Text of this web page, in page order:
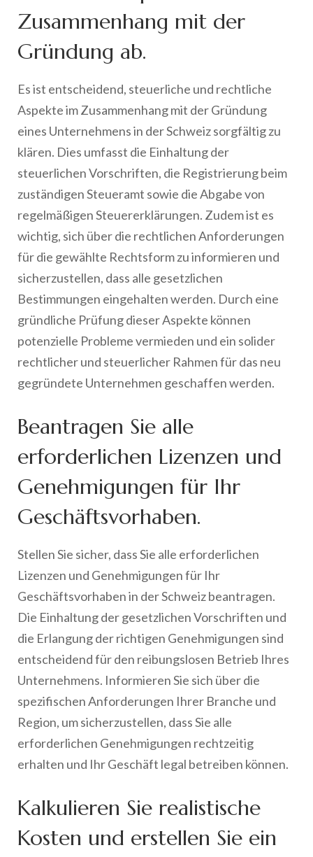
Zusammenhang mit der
Gründung ab.
Es ist entscheidend, steuerliche und rechtliche
Aspekte im Zusammenhang mit der Gründung
eines Unternehmens in der Schweiz sorgfältig zu
klären. Dies umfasst die Einhaltung der
steuerlichen Vorschriften, die Registrierung beim
zuständigen Steueramt sowie die Abgabe von
regelmäßigen Steuererklärungen. Zudem ist es
wichtig, sich über die rechtlichen Anforderungen
für die gewählte Rechtsform zu informieren und
sicherzustellen, dass alle gesetzlichen
Bestimmungen eingehalten werden. Durch eine
gründliche Prüfung dieser Aspekte können
potenzielle Probleme vermieden und ein solider
rechtlicher und steuerlicher Rahmen für das neu
gegründete Unternehmen geschaffen werden.
Beantragen Sie alle
erforderlichen Lizenzen und
Genehmigungen für Ihr
Geschäftsvorhaben.
Stellen Sie sicher, dass Sie alle erforderlichen
Lizenzen und Genehmigungen für Ihr
Geschäftsvorhaben in der Schweiz beantragen.
Die Einhaltung der gesetzlichen Vorschriften und
die Erlangung der richtigen Genehmigungen sind
entscheidend für den reibungslosen Betrieb Ihres
Unternehmens. Informieren Sie sich über die
spezifischen Anforderungen Ihrer Branche und
Region, um sicherzustellen, dass Sie alle
erforderlichen Genehmigungen rechtzeitig
erhalten und Ihr Geschäft legal betreiben können.
Kalkulieren Sie realistische
Kosten und erstellen Sie ein